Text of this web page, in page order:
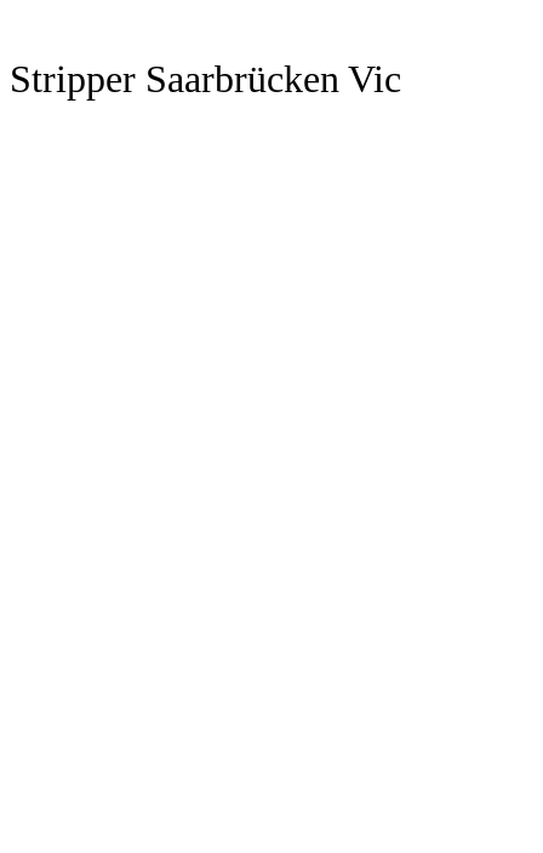
Stripper Saarbrücken Vic